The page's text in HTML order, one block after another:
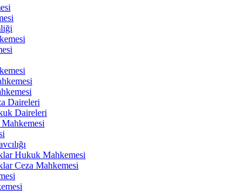
Daireleri
Daireleri
Hukuk Mahkemesi
Ceza Mahkemesi